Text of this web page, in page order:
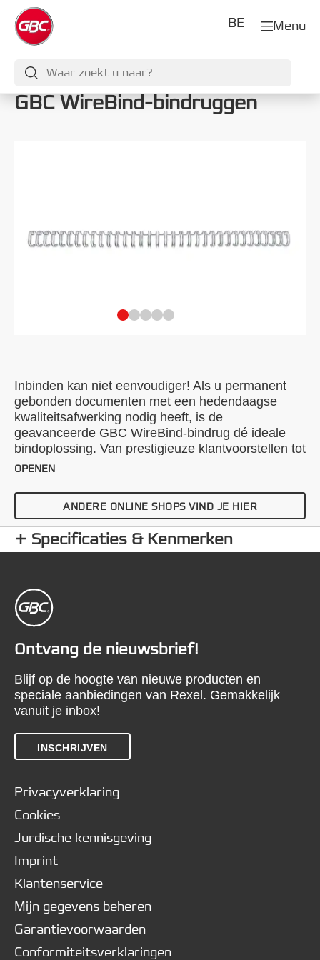
Menu
BE
GBC WireBind-bindruggen
Inbinden kan niet eenvoudiger! Als u permanent
gebonden documenten met een hedendaagse
kwaliteitsafwerking nodig heeft, is de
geavanceerde GBC WireBind-bindrug dé ideale
bindoplossing. Van prestigieuze klantvoorstellen tot
jaarrapporten, de GBC WireBind stuwt uw
WireBind kunnen pagina's plat liggen en ook 360
graden draaien; handig om notities of fotokopieën
te maken. Documenten worden permanent en
fraudebestendig gebonden zodat u zeker kunt zijn
gatenafstand van 3:1 (34 ringen), is geschikt voor
alle standaard-draadrugmachines. Kleur: zwart.
Bindt tot 125 pagina's. A4-formaat. Aantal stuks per
OPENEN
ANDERE ONLINE SHOPS VIND JE HIER
Specificaties & Kenmerken
Ontvang de nieuwsbrief!
Blijf op de hoogte van nieuwe producten en
speciale aanbiedingen van Rexel. Gemakkelijk
vanuit je inbox!
INSCHRIJVEN
Privacyverklaring
Cookies
Jurdische kennisgeving
Imprint
Klantenservice
Mijn gegevens beheren
Garantievoorwaarden
Conformiteitsverklaringen